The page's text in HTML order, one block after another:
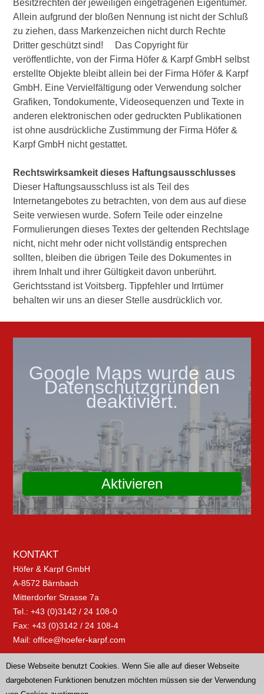
Besitzrechten der jeweiligen eingetragenen Eigentümer.
Allein aufgrund der bloßen Nennung ist nicht der Schluß
zu ziehen, dass Markenzeichen nicht durch Rechte
Dritter geschützt sind! Das Copyright für
veröffentlichte, von der Firma Höfer & Karpf GmbH selbst
erstellte Objekte bleibt allein bei der Firma Höfer & Karpf
GmbH. Eine Vervielfältigung oder Verwendung solcher
Grafiken, Tondokumente, Videosequenzen und Texte in
anderen elektronischen oder gedruckten Publikationen
ist ohne ausdrückliche Zustimmung der Firma Höfer &
Karpf GmbH nicht gestattet.
Rechtswirksamkeit dieses Haftungsausschlusses
Dieser Haftungsausschluss ist als Teil des
Internetangebotes zu betrachten, von dem aus auf diese
Seite verwiesen wurde. Sofern Teile oder einzelne
Formulierungen dieses Textes der geltenden Rechtslage
nicht, nicht mehr oder nicht vollständig entsprechen
sollten, bleiben die übrigen Teile des Dokumentes in
ihrem Inhalt und ihrer Gültigkeit davon unberührt.
Gerichtsstand ist Voitsberg. Tippfehler und Irrtümer
behalten wir uns an dieser Stelle ausdrücklich vor.
Google Maps wurde aus
Datenschutzgründen
deaktiviert.
Aktivieren
KONTAKT
Höfer & Karpf GmbH
A-8572 Bärnbach
Mitterdorfer Strasse 7a
Tel.: +43 (0)3142 / 24 108-0
Fax: +43 (0)3142 / 24 108-4
Mail:office@hoefer-karpf.com
Diese Webseite benutzt Cookies. Wenn Sie alle auf dieser Webseite
dargebotenen Funktionen benutzen möchten müssen sie der Verwendung